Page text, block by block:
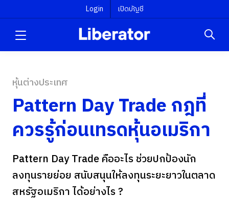
Login เปิดบัญชี
หุ้นต่างประเทศ
Pattern Day Trade กฎที่
ควรรู้ก่อนเทรดหุ้นอเมริกา
Pattern Day Trade คืออะไร ช่วยปกป้องนัก
ลงทุนรายย่อย สนับสนุนให้ลงทุนระยะยาวในตลาด
สหรัฐอเมริกา ได้อย่างไร ?